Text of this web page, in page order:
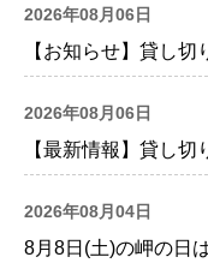
2026年08月06日
【お知らせ】貸し切
2026年08月06日
【最新情報】貸し切
2026年08月04日
8月8日(土)の岬の日